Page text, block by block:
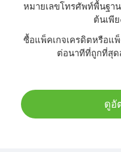
หมายเลขโทรศัพท์พื้นฐา
ต้นเพี
ซื้อแพ็คเกจเครดิตหรือแ
ต่อนาทีที่ถูกที่สุด
ดูอั